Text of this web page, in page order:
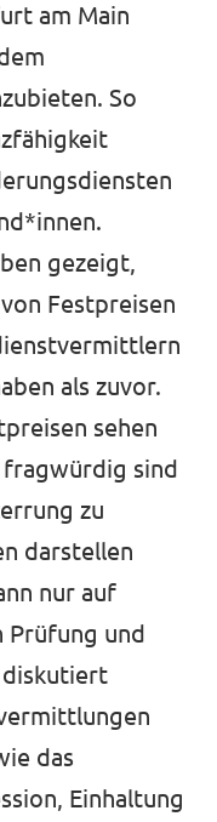
am Main
So
gezeigt,
Festpreisen
als zuvor.
sehen
sind
zu
darstellen
nur auf
Prüfung und
diskutiert
das
Einhaltung